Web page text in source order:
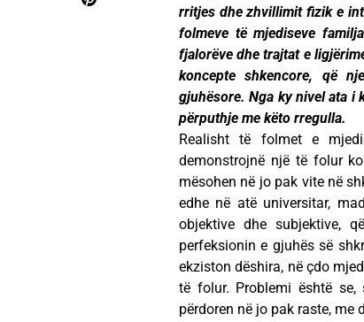
rritjes dhe zhvillimit fizik e
folmeve të mjediseve
fjalorëve dhe trajtat e
koncepte shkencore, që
gjuhësore. Nga ky nivel ata i
përputhje me këto rregulla.
Realisht të folmet e
demonstrojnë një të folur
mësohen në jo pak vite në
edhe në atë universitar,
objektive dhe subjektive,
perfeksionin e gjuhës së
ekziston dëshira, në çdo
të folur. Problemi është
përdoren në jo pak raste, me